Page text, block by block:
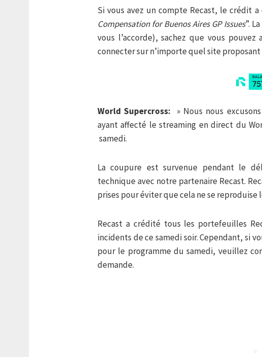
Si vous avez un compte Recast, le crédit
Compensation for Buenos Aires GP Issues”.
vous l’accorde), sachez que vous
connecter sur n’importe quel site
World Supercross:
» Nous nous
ayant affecté le streaming en direct du
samedi.
La coupure est survenue pendant le
technique avec notre partenaire Recast.
prises pour éviter que cela ne se reproduise
Recast a crédité tous les portefeuilles
incidents de ce samedi soir. Cependant, si
pour le programme du samedi, veuillez
demande.